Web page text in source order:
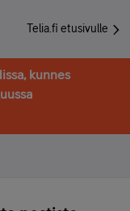
Telia.fi etusivulle
kunnes